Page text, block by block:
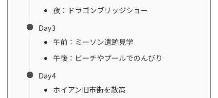
夜：ドラゴンブリッジショー
Day3
午前：ミーソン遺跡見学
午後：ビーチやプールでのんびり
Day4
ホイアン旧市街を散策